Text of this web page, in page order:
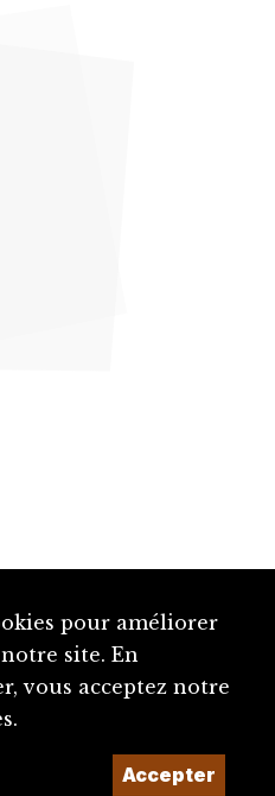
pour améliorer
site. En
vous acceptez notre
Accepter